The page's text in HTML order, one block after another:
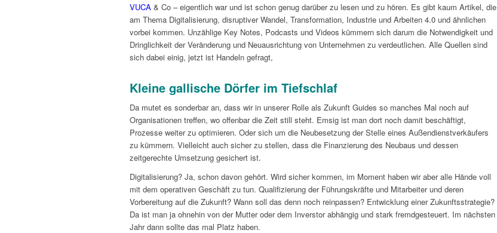
VUCA & Co – eigentlich war und ist schon genug darüber zu lesen und zu hören. Es gibt kaum Artikel, die
am Thema Digitalisierung, disruptiver Wandel, Transformation, Industrie und Arbeiten 4.0 und ähnlichen
vorbei kommen. Unzählige Key Notes, Podcasts und Videos kümmern sich darum die Notwendigkeit und
Dringlichkeit der Veränderung und Neuausrichtung von Unternehmen zu verdeutlichen. Alle Quellen sind
sich dabei einig, jetzt ist Handeln gefragt,
Kleine gallische Dörfer im Tiefschlaf
Da mutet es sonderbar an, dass wir in unserer Rolle als Zukunft Guides so manches Mal noch auf
Organisationen treffen, wo offenbar die Zeit still steht. Emsig ist man dort noch damit beschäftigt,
Prozesse weiter zu optimieren. Oder sich um die Neubesetzung der Stelle eines Außendienstverkäufers
zu kümmern. Vielleicht auch sicher zu stellen, dass die Finanzierung des Neubaus und dessen
zeitgerechte Umsetzung gesichert ist.
Digitalisierung? Ja, schon davon gehört. Wird sicher kommen, im Moment haben wir aber alle Hände voll
mit dem operativen Geschäft zu tun. Qualifizierung der Führungskräfte und Mitarbeiter und deren
Vorbereitung auf die Zukunft? Wann soll das denn noch reinpassen? Entwicklung einer Zukunftsstrategie?
Da ist man ja ohnehin von der Mutter oder dem Inverstor abhängig und stark fremdgesteuert. Im nächsten
Jahr dann sollte das mal Platz haben.